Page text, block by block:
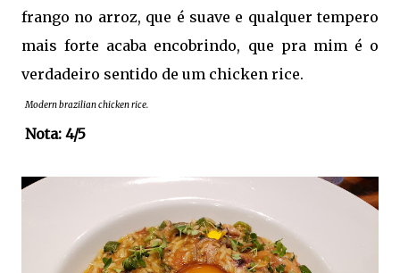
frango no arroz, que é suave e qualquer tempero
mais forte acaba encobrindo, que pra mim é o
verdadeiro sentido de um chicken rice.
Modern brazilian chicken rice.
Nota: 4/5